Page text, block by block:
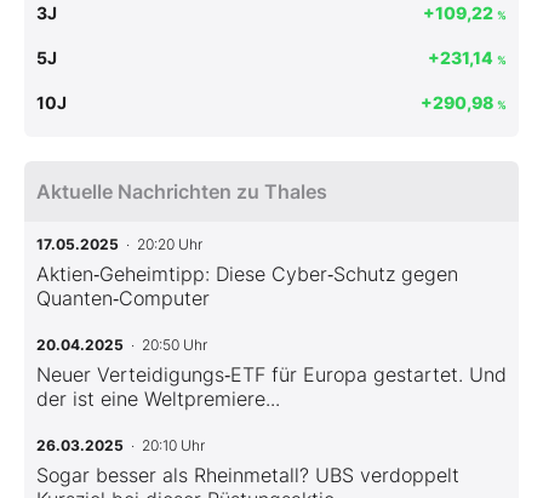
3J +109,22 %
5J +231,14 %
10J +290,98 %
Aktuelle Nachrichten zu Thales
17.05.2025 · 20:20 Uhr
Aktien‑Geheimtipp: Diese Cyber‑Schutz gegen
Quanten‑Computer
20.04.2025 · 20:50 Uhr
Neuer Verteidigungs‑ETF für Europa gestartet. Und
der ist eine Weltpremiere...
26.03.2025 · 20:10 Uhr
Sogar besser als Rheinmetall? UBS verdoppelt